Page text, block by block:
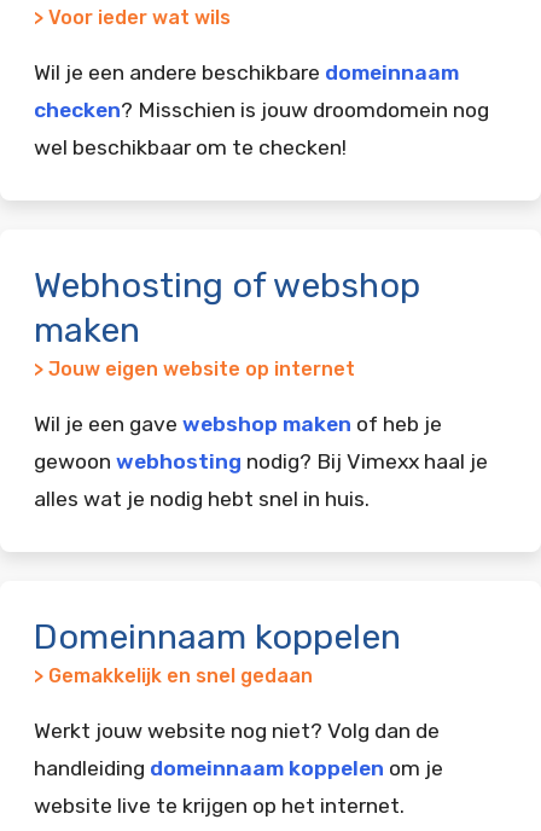
> Voor ieder wat wils
Wil je een andere beschikbare domeinnaam
checken? Misschien is jouw droomdomein nog
wel beschikbaar om te checken!
Webhosting of webshop
maken
> Jouw eigen website op internet
Wil je een gave webshop maken of heb je
gewoon webhosting nodig? Bij Vimexx haal je
alles wat je nodig hebt snel in huis.
Domeinnaam koppelen
> Gemakkelijk en snel gedaan
Werkt jouw website nog niet? Volg dan de
handleiding domeinnaam koppelen om je
website live te krijgen op het internet.